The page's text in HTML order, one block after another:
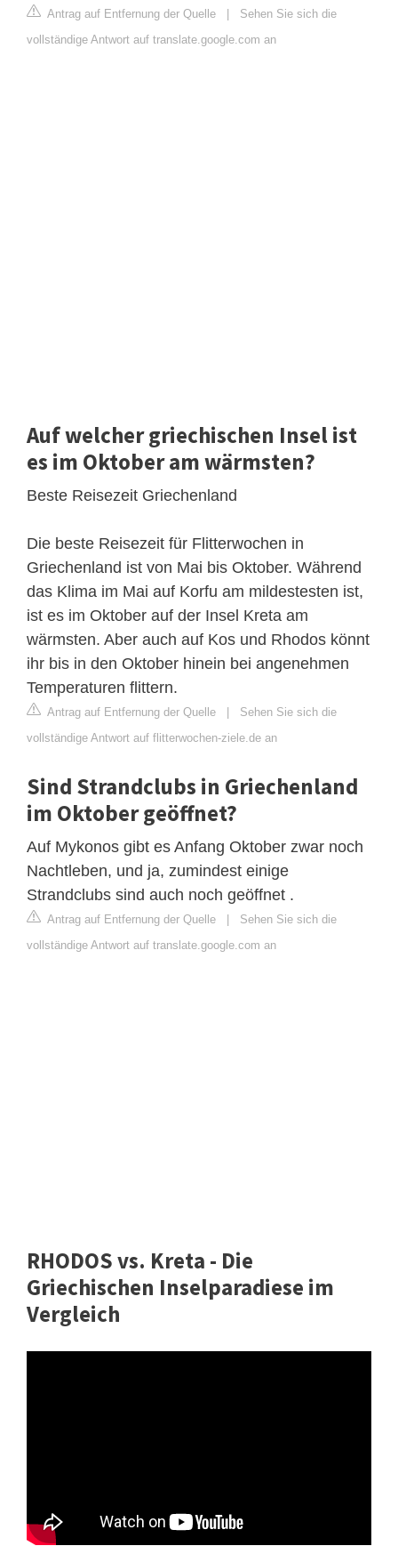
Antrag auf Entfernung der Quelle
Sehen Sie sich die
vollständige Antwort auf translate.google.com an
Auf welcher griechischen Insel ist
es im Oktober am wärmsten?
Beste Reisezeit Griechenland
Die beste Reisezeit für Flitterwochen in
Griechenland ist von Mai bis Oktober. Während
das Klima im Mai auf Korfu am mildestesten ist,
ist es im Oktober auf der Insel Kreta am
wärmsten. Aber auch auf Kos und Rhodos könnt
ihr bis in den Oktober hinein bei angenehmen
Temperaturen flittern.
Antrag auf Entfernung der Quelle
Sehen Sie sich die
vollständige Antwort auf flitterwochen-ziele.de an
Sind Strandclubs in Griechenland
im Oktober geöffnet?
Auf Mykonos gibt es Anfang Oktober zwar noch
Nachtleben, und ja, zumindest einige
Strandclubs sind auch noch geöffnet .
Antrag auf Entfernung der Quelle
Sehen Sie sich die
vollständige Antwort auf translate.google.com an
RHODOS vs. Kreta - Die
Griechischen Inselparadiese im
Vergleich